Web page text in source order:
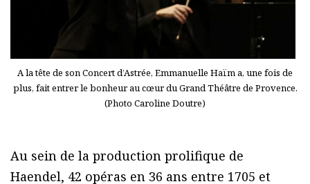
A la tête de son Concert d’Astrée, Emmanuelle Haïm a, une fois de
plus, fait entrer le bonheur au cœur du Grand Théâtre de Provence.
(Photo Caroline Doutre)
Au sein de la production prolifique de
Haendel, 42 opéras en 36 ans entre 1705 et